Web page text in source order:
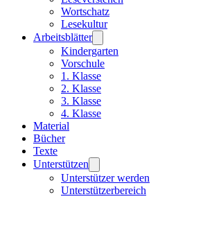
Wortschatz
Lesekultur
Arbeitsblätter
Kindergarten
Vorschule
1. Klasse
2. Klasse
3. Klasse
4. Klasse
Material
Bücher
Texte
Unterstützen
Unterstützer werden
Unterstützerbereich